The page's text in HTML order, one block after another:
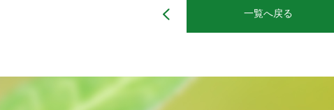
一覧へ戻る